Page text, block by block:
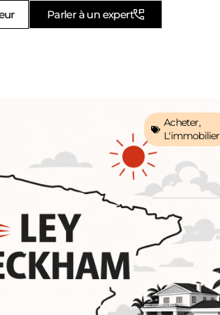
Parler à un expert
Acheter,
L'immobilier